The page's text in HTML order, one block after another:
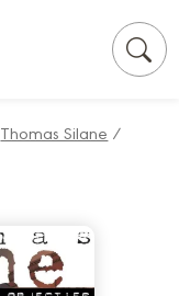
Thomas Silane /